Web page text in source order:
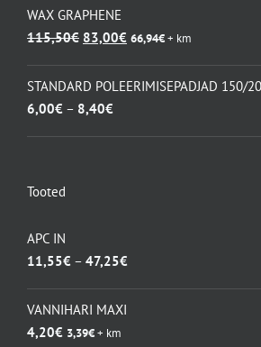
oli:
67,20€.
on:
49,00€.
WAX GRAPHENE
115,50€ Algne
oli:
115,50€.
83,00€Praegune
on:
66,94€+ km
STANDARD POLEERIMISEPADJAD 150/
6,00€ – 8,40€Hinnavahemik:
Tooted
APC IN
11,55€ – 47,25€Hinnavahemik:
VANNIHARI MAXI
4,20€ 3,39€+ km